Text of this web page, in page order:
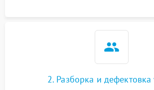
2. Разборка и дефектовка